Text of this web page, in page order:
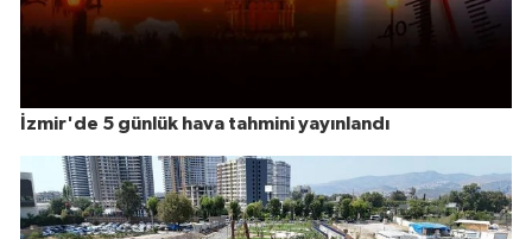
İzmir'de 5 günlük hava tahmini yayınlandı